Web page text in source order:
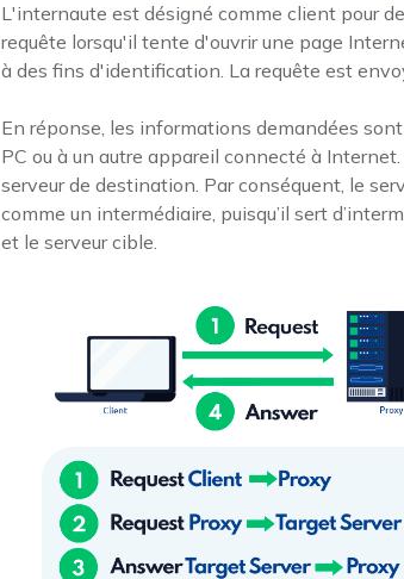
L'internaute est désigné comme client pour
requête lorsqu'il tente d'ouvrir une page
à des fins d'identification. La requête est
En réponse, les informations demandées
PC ou à un autre appareil connecté à
serveur de destination. Par conséquent, le
comme un intermédiaire, puisqu’il sert
et le serveur cible.